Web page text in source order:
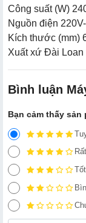
Công suất (W)
Nguồn điện
Kích thước (mm)
Xuất xứ Đài Loan
Bình luận
Bạn cảm thấy
Tốt